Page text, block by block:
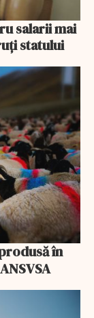
salarii mai
statului